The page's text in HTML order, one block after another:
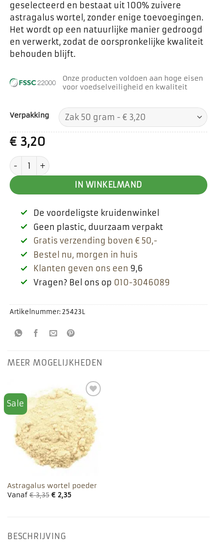
geselecteerd en bestaat uit 100% zuivere
astragalus wortel, zonder enige toevoegingen.
Het wordt op een natuurlijke manier gedroogd
en verwerkt, zodat de oorspronkelijke kwaliteit
behouden blijft.
Onze producten voldoen aan hoge eisen
voor voedselveiligheid en kwaliteit
Verpakking
€3,20
Astragalus wortel aantal
IN WINKELMAND
De voordeligste kruidenwinkel
Geen plastic, duurzaam verpakt
Gratis verzending boven € 50,-
Bestel nu, morgen in huis
Klanten geven ons een 9,6
Vragen? Bel ons op 010-3046089
Artikelnummer:25423L
MEER MOGELIJKHEDEN
Sale
Toevoegen
aan
favorieten
Astragalus wortel poeder
Vanaf€3,35 €2,35
BESCHRIJVING